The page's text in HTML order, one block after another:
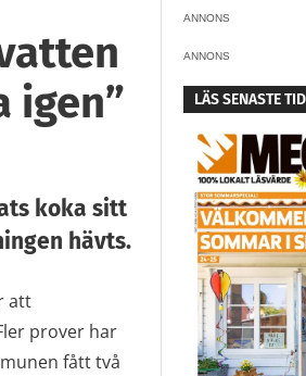
igen”
koka sitt
hävts.
att
prover har
fått två
ANNONS
ANNONS
LÄS SENASTE